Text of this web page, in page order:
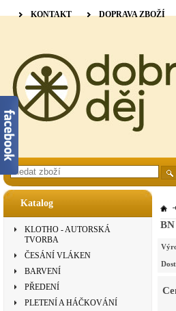
Katalog
KLOTHO - AUTORSKÁ
TVORBA
ČESÁNÍ VLÁKEN
BARVENÍ
PŘEDENÍ
PLETENÍ A HÁČKOVÁNÍ
BN
KONTAKT DOPRAVA ZBOŽÍ